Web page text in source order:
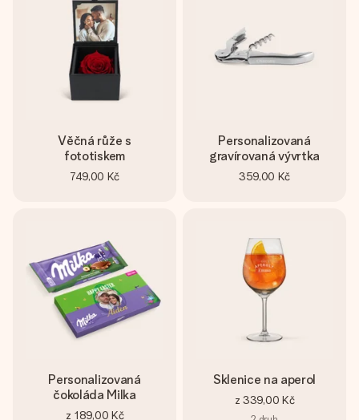
Věčná růže s
fototiskem
749,00 Kč
Personalizovaná
gravírovaná vývrtka
359,00 Kč
Personalizovaná
čokoláda Milka
z 189,00 Kč
Sklenice na aperol
z 339,00 Kč